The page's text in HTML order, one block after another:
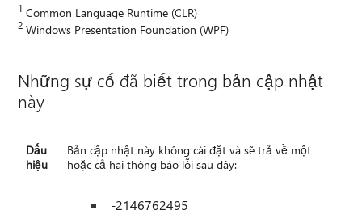
1 Common Language Runtime (CLR)
2 Windows Presentation Foundation (WPF)
Những sự cố đã biết trong bản cập nhật
này
Dấu
hiệu
Bản cập nhật này không cài đặt và sẽ trả về một
hoặc cả hai thông báo lỗi sau đây:
-2146762495